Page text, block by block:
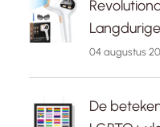
04 augustus
De